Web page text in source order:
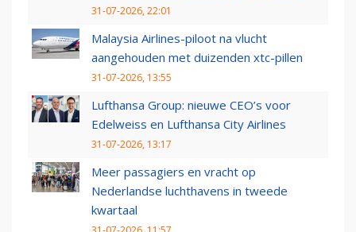
31-07-2026, 22:01
Malaysia Airlines-piloot na vlucht
aangehouden met duizenden xtc-pillen
31-07-2026, 13:55
Lufthansa Group: nieuwe CEO’s voor
Edelweiss en Lufthansa City Airlines
31-07-2026, 13:17
Meer passagiers en vracht op
Nederlandse luchthavens in tweede
kwartaal